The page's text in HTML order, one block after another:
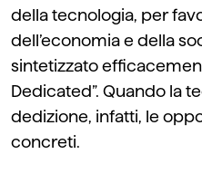
della tecnologia, per
dell’economia e della
sintetizzato
Dedicated”. Quando la
dedizione, infatti, le
concreti.